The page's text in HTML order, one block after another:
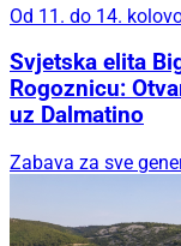
Od 11. do 14.
Svjetska elita
Rogoznicu:
uz Dalmatino
Zabava za sve